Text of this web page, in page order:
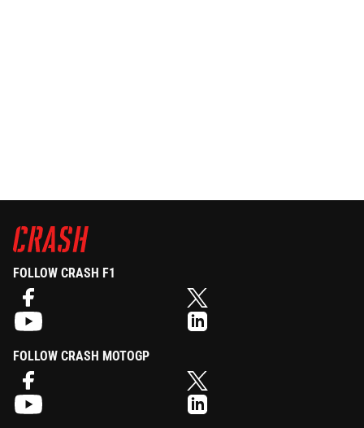
FOLLOW CRASH F1
FOLLOW CRASH MOTOGP